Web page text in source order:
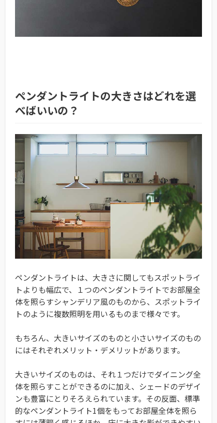
ペンダントライトの大きさはどれを選
べばいいの？
ペンダントライトは、大きさに関してもスポットライ
トよりも幅広で、１つのペンダントライトでお部屋全
体を照らすシャンデリア風のものから、スポットライ
トのように複数照明を用いるものまで様々です。
もちろん、大きいサイズのものと小さいサイズのもの
にはそれぞれメリット・デメリットがあります。
大きいサイズのものは、それ１つだけでダイニング全
体を照らすことができるのに加え、シェードのデザイ
ンも豊富にとりそろえられています。その反面、標準
的なペンダントライト1個をもってお部屋全体を照ら